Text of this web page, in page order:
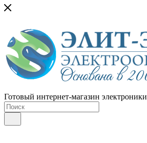
Готовый интернет-магазин электроники